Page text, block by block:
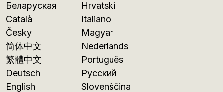
Беларуская
Català
Česky
简体中文
繁體中文
Deutsch
English
Hrvatski
Italiano
Magyar
Nederlands
Português
Русский
Slovenščina